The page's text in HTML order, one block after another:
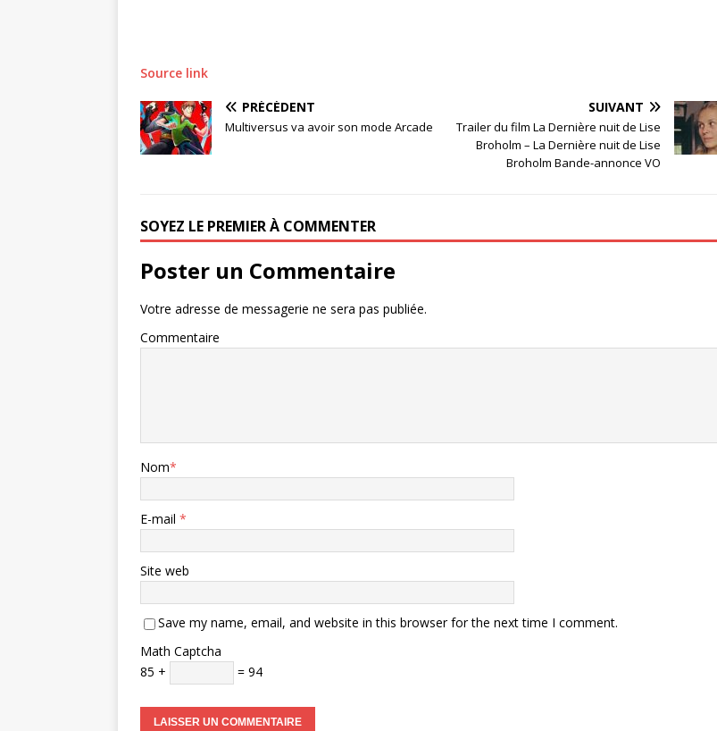
Source link
PRÉCÉDENT
Multiversus va avoir son mode Arcade
SUIVANT
Trailer du film La Dernière nuit de Lise
Broholm – La Dernière nuit de Lise
Broholm Bande-annonce VO
SOYEZ LE PREMIER À COMMENTER
Poster un Commentaire
Votre adresse de messagerie ne sera pas publiée.
Commentaire
Nom*
E-mail *
Site web
Save my name, email, and website in this browser for the next time I comment.
Math Captcha
85 +
= 94